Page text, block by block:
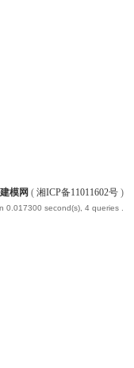
模网 ( 湘ICP备11011602号)
0.017300 second(s), 4 queries .